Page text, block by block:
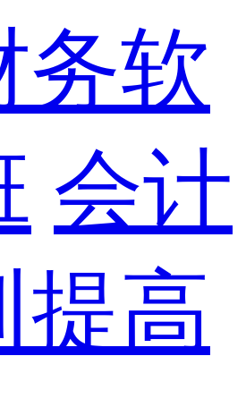
务软
会计
提高